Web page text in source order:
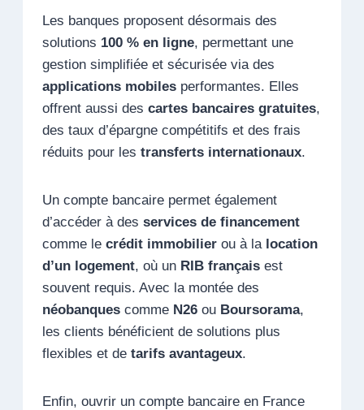
Les banques proposent désormais des
solutions 100 % en ligne, permettant une
gestion simplifiée et sécurisée via des
applications mobiles performantes. Elles
offrent aussi des cartes bancaires gratuites,
des taux d’épargne compétitifs et des frais
réduits pour les transferts internationaux.
Un compte bancaire permet également
d’accéder à des services de financement
comme le crédit immobilier ou à la location
d’un logement, où un RIB français est
souvent requis. Avec la montée des
néobanques comme N26 ou Boursorama,
les clients bénéficient de solutions plus
flexibles et de tarifs avantageux.
Enfin, ouvrir un compte bancaire en France